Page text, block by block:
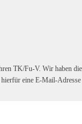
TK/Fu-V. Wir haben
eine E-Mail-Adresse